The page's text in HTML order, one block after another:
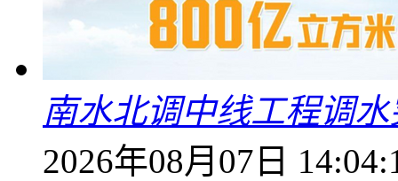
南水北调中线工程调
2026年08月07日